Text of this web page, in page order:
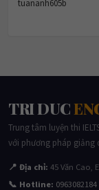
tuananh605b
TRI DUC
Trung tâm luyện thi
với phương pháp giảng
📍 Địa chỉ: 45 Văn Cao,
📞 Hotline: 0963082184